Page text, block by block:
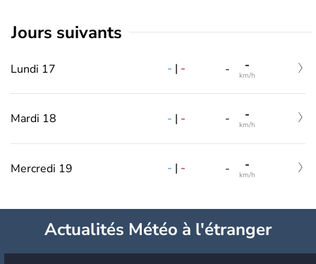
jours suivants
Lundi 17 - | - - -
km/h
Mardi 18 - | - - -
km/h
Mercredi 19 - | - - -
km/h
Actualités Météo à l'étranger